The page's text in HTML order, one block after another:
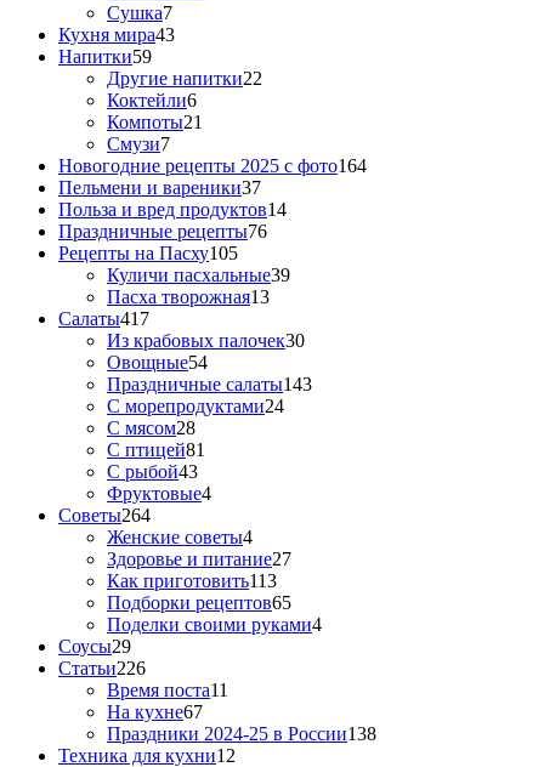
Сушка7
Кухня мира43
Напитки59
Другие напитки22
Коктейли6
Компоты21
Смузи7
Новогодние рецепты 2025 с фото164
Пельмени и вареники37
Польза и вред продуктов14
Праздничные рецепты76
Рецепты на Пасху105
Куличи пасхальные39
Пасха творожная13
Салаты417
Из крабовых палочек30
Овощные54
Праздничные салаты143
С морепродуктами24
С мясом28
С птицей81
С рыбой43
Фруктовые4
Советы264
Женские советы4
Здоровье и питание27
Как приготовить113
Подборки рецептов65
Поделки своими руками4
Соусы29
Статьи226
Время поста11
На кухне67
Праздники 2024-25 в России138
Техника для кухни12